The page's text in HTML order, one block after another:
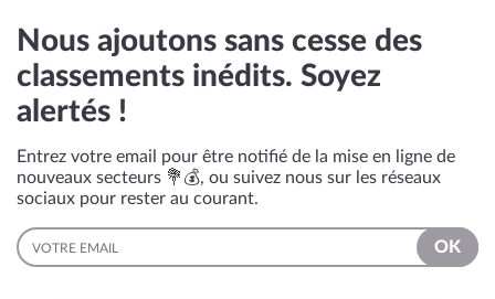
Nous ajoutons sans cesse des
classements inédits. Soyez
alertés !
Entrez votre email pour être notifié de la mise en ligne de
nouveaux secteurs 💐💰, ou suivez nous sur les réseaux
sociaux pour rester au courant.
EMAIL
OK